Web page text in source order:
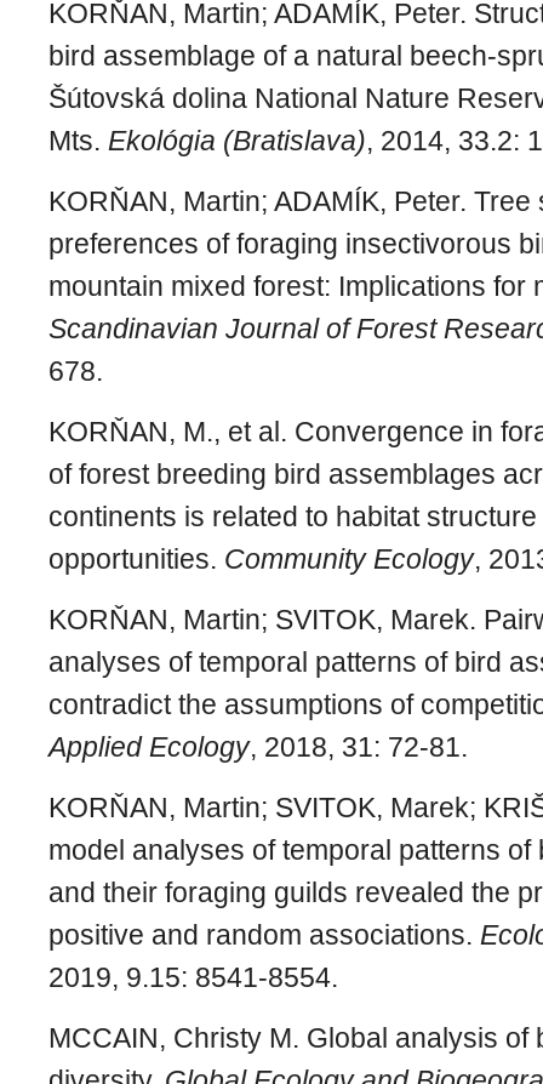
KORŇAN, Martin; ADAMÍK, Peter.
bird assemblage of a natural beech-
Šútovská dolina National Nature
Mts. Ekológia (Bratislava), 2014, 33.2:
KORŇAN, Martin; ADAMÍK, Peter. Tree
preferences of foraging insectivorous
mountain mixed forest: Implications for
Scandinavian Journal of Forest
678.
KORŇAN, M., et al. Convergence in
of forest breeding bird assemblages
continents is related to habitat
opportunities. Community Ecology,
KORŇAN, Martin; SVITOK, Marek.
analyses of temporal patterns of bird
contradict the assumptions of
Applied Ecology, 2018, 31: 72-81.
KORŇAN, Martin; SVITOK, Marek;
model analyses of temporal patterns
and their foraging guilds revealed the
positive and random associations.
2019, 9.15: 8541-8554.
MCCAIN, Christy M. Global analysis of